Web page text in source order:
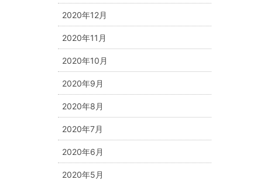
2020年12月
2020年11月
2020年10月
2020年9月
2020年8月
2020年7月
2020年6月
2020年5月